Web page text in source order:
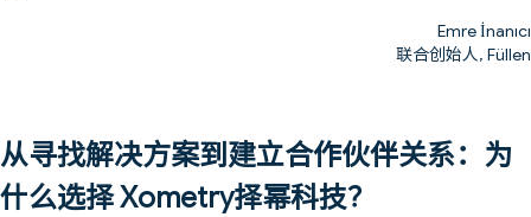
Emre İnanıcı
联合创始人, Füllen
从寻找解决方案到建立合作伙伴关系：为
什么选择 Xometry择幂科技？